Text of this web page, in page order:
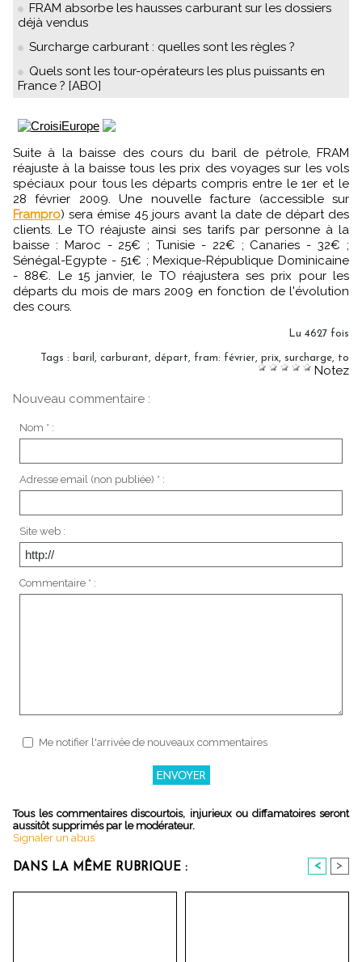
FRAM absorbe les hausses carburant sur les dossiers
déjà vendus
Surcharge carburant : quelles sont les règles ?
Quels sont les tour-opérateurs les plus puissants en
France ? [ABO]
Suite à la baisse des cours du baril de pétrole, FRAM
réajuste à la baisse tous les prix des voyages sur les vols
spéciaux pour tous les départs compris entre le 1er et le
28 février 2009. Une nouvelle facture (accessible sur
Frampro) sera émise 45 jours avant la date de départ des
clients. Le TO réajuste ainsi ses tarifs par personne à la
baisse : Maroc - 25€ ; Tunisie - 22€ ; Canaries - 32€ ;
Sénégal-Egypte - 51€ ; Mexique-République Dominicaine
- 88€. Le 15 janvier, le TO réajustera ses prix pour les
départs du mois de mars 2009 en fonction de l'évolution
des cours.
Lu 4627 fois
Tags : baril , carburant, départ, fram: février, prix, surcharge, to
Notez
Nouveau commentaire :
Nom * :
Adresse email (non publiée) * :
Site web :
Commentaire * :
Me notifier l'arrivée de nouveaux commentaires
Tous les commentaires discourtois, injurieux ou diffamatoires seront
aussitôt supprimés par le modérateur.
Signaler un abus
DANS LA MÊME RUBRIQUE : < >